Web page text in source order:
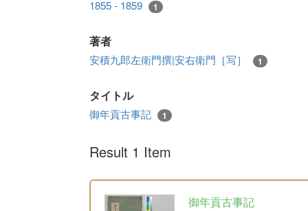
1855 - 1859 1
著者
安積九郎左衛門撰|安右衛門［写］ 1
タイトル
御年貢古事記 1
Result 1 Item
御年貢古事記